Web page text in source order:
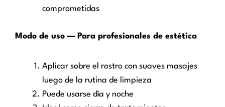
comprometidas
Modo de uso — Para profesionales de estética
Aplicar sobre el rostro con suaves masajes
luego de la rutina de limpieza
Puede usarse día y noche